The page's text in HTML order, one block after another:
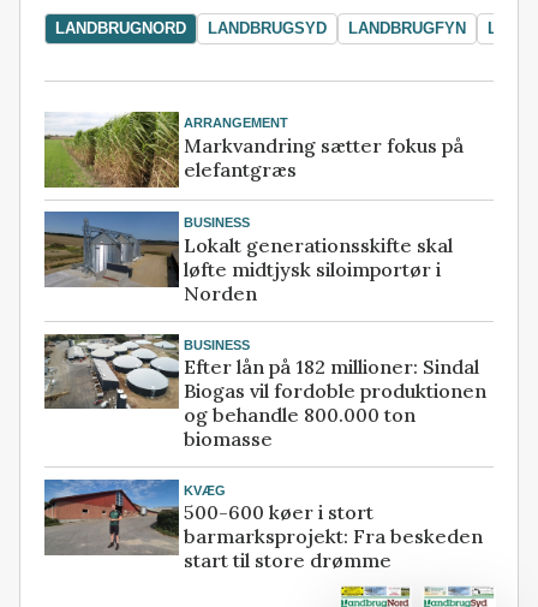
LANDBRUGNORD LANDBRUGSYD LANDBRUGFYN
ARRANGEMENT
Markvandring sætter fokus på
elefantgræs
BUSINESS
Lokalt generationsskifte skal
løfte midtjysk siloimportør i
Norden
BUSINESS
Efter lån på 182 millioner: Sindal
Biogas vil fordoble produktionen
og behandle 800.000 ton
biomasse
KVÆG
500-600 køer i stort
barmarksprojekt: Fra beskeden
start til store drømme